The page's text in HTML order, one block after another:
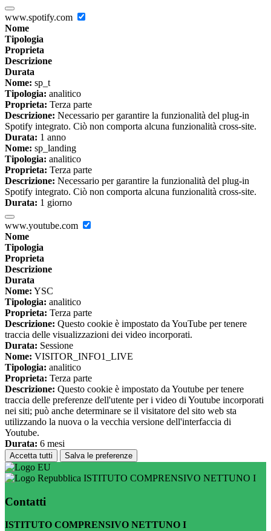
www.spotify.com
Nome
Tipologia
Proprieta
Descrizione
Durata
Nome: sp_t
Tipologia: analitico
Proprieta: Terza parte
Descrizione: Necessario per garantire la funzionalità del plug-in
Spotify integrato. Ciò non comporta alcuna funzionalità cross-site.
Durata: 1 anno
Nome: sp_landing
Tipologia: analitico
Proprieta: Terza parte
Descrizione: Necessario per garantire la funzionalità del plug-in
Spotify integrato. Ciò non comporta alcuna funzionalità cross-site.
Durata: 1 giorno
www.youtube.com
Nome
Tipologia
Proprieta
Descrizione
Durata
Nome: YSC
Tipologia: analitico
Proprieta: Terza parte
Descrizione: Questo cookie è impostato da YouTube per tenere
traccia delle visualizzazioni dei video incorporati.
Durata: Sessione
Nome: VISITOR_INFO1_LIVE
Tipologia: analitico
Proprieta: Terza parte
Descrizione: Questo cookie è impostato da Youtube per tenere
traccia delle preferenze dell'utente per i video di Youtube incorporati
nei siti; può anche determinare se il visitatore del sito web sta
utilizzando la nuova o la vecchia versione dell'interfaccia di
Youtube.
Durata: 6 mesi
Accetta tutti Salva le preferenze
ISTITUTO COMPRENSIVO NETTUNO I
Contatti
ISTITUTO COMPRENSIVO NETTUNO I